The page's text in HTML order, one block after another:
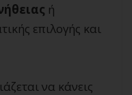
ή
επιλογής και
να κάνεις